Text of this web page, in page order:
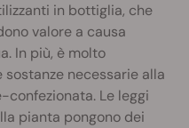
in bottiglia, che
valore a causa
In più, è molto
necessarie alla
Le leggi
pianta pongono dei